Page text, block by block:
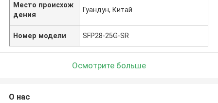
Место происхож
дения
Гуандун, Китай
Номер модели SFP28-25G-SR
Осмотрите больше
О нас